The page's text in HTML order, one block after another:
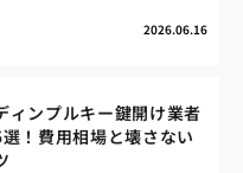
2026.06.16
ィンプルキー鍵開け業者
！費用相場と壊さない